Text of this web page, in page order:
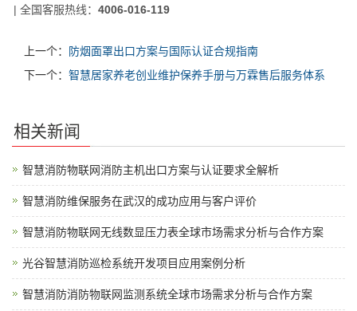
| 全国客服热线： 4006-016-119
上一个：
防烟面罩出口方案与国际认证合规指南
下一个： 智慧居家养老创业维护保养手册与万霖售后服务体系
相关新闻
智慧消防物联网消防主机出口方案与认证要求全解析
智慧消防维保服务在武汉的成功应用与客户评价
智慧消防物联网无线数显压力表全球市场需求分析与合作方案
光谷智慧消防巡检系统开发项目应用案例分析
智慧消防消防物联网监测系统全球市场需求分析与合作方案